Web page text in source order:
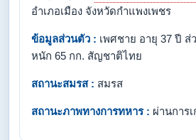
อำเภอเมือง จังหวัดกำแพงเพชร
ข้อมูลส่วนตัว : เพศชาย อายุ 37 ปี ส่
หนัก 65 กก. สัญชาติไทย
สถานะสมรส : สมรส
สถานะภาพทางการทหาร : ผ่านการ